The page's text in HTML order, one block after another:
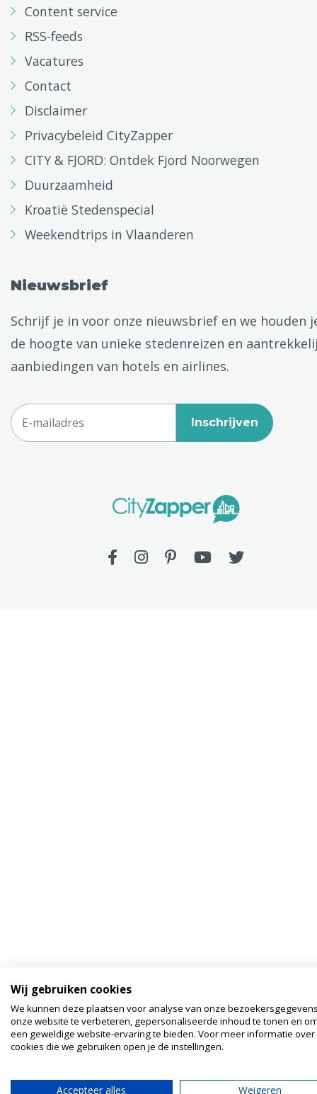
Content service
RSS-feeds
Vacatures
Contact
Disclaimer
Privacybeleid CityZapper
CITY & FJORD: Ontdek Fjord Noorwegen
Duurzaamheid
Kroatië Stedenspecial
Weekendtrips in Vlaanderen
Nieuwsbrief
Schrijf je in voor onze nieuwsbrief en we houden
de hoogte van unieke stedenreizen en
aanbiedingen van hotels en airlines.
Inschrijven
Wij gebruiken cookies
We kunnen deze plaatsen voor analyse van onze
onze website te verbeteren, gepersonaliseerde inhoud te tonen en
een geweldige website-ervaring te bieden. Voor meer informatie over
cookies die we gebruiken open je de instellingen.
Accepteer alles Weigeren